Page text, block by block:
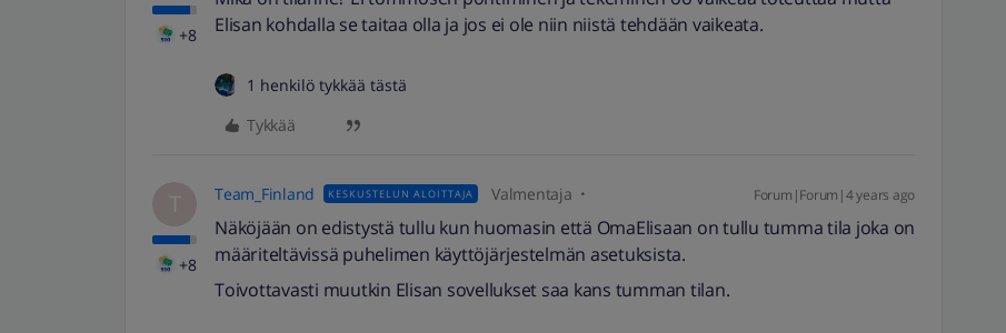
+8
Elisan kohdalla se taitaa olla ja jos ei ole niin niistä tehdään vaikeata.
1 henkilö tykkää tästä
Tykkää
T
+8
Team_Finland KESKUSTELUN ALOITTAJA Valmentaja Forum|Forum|4 years ago
Näköjään on edistystä tullu kun huomasin että OmaElisaan on tullu tumma tila joka on
määriteltävissä puhelimen käyttöjärjestelmän asetuksista.
Toivottavasti muutkin Elisan sovellukset saa kans tumman tilan.